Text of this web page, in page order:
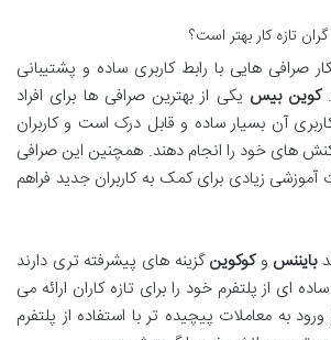
تازه کار بهتر است؟
صرافی هایی با رابط کاربری ساده و پشتیبانی
کوین بیس یکی از بهترین صرافی ها برای افراد
آن بسیار ساده و قابل درک است و کاربران
های خود را انجام دهند. همچنین این صرافی
آموزشی زیادی برای کمک به کاربران جدید فراهم
بایننس وکوکوینگزینه های پیشرفته تری دارند
ای از پلتفرم خود را برای تازه کاران ارائه می
به معاملات پیچیده تر با استفاده از پلتفرم